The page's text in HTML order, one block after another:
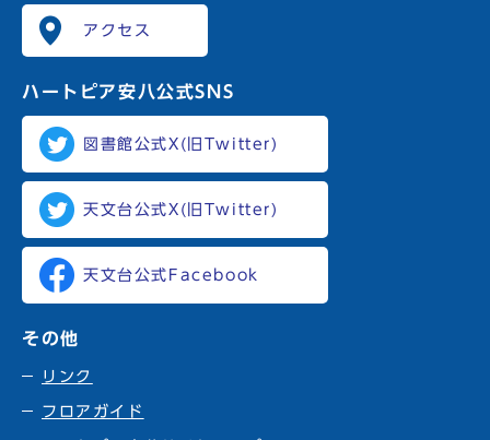
アクセス
ハートピア安八公式SNS
図書館公式X(旧Twitter)
天文台公式X(旧Twitter)
天文台公式Facebook
その他
リンク
フロアガイド